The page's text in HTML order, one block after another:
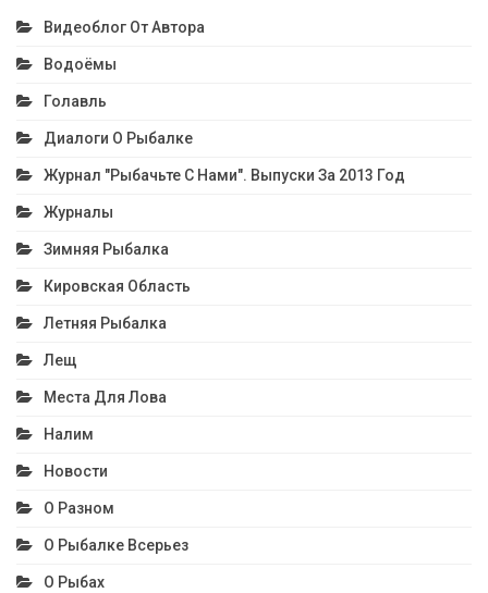
Видеоблог От Автора
Водоёмы
Голавль
Диалоги О Рыбалке
Журнал "Рыбачьте С Нами". Выпуски За 2013 Год
Журналы
Зимняя Рыбалка
Кировская Область
Летняя Рыбалка
Лещ
Места Для Лова
Налим
Новости
О Разном
О Рыбалке Всерьез
О Рыбах